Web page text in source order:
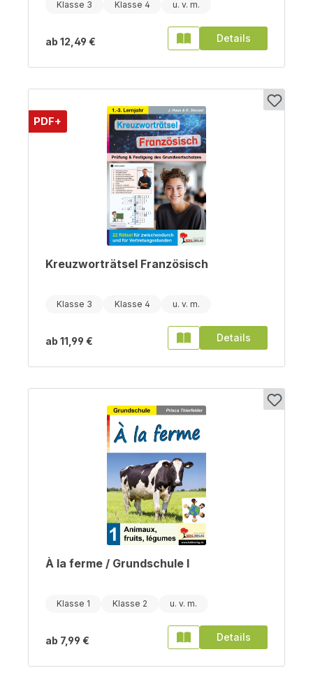
Klasse 3 Klasse 4
ab 12,49 € Details
PDF+
Kreuzworträtsel Französisch
Klasse 3 Klasse 4
ab 11,99 € Details
À la ferme / Grundschule I
Klasse 1 Klasse 2
ab 7,99 € Details